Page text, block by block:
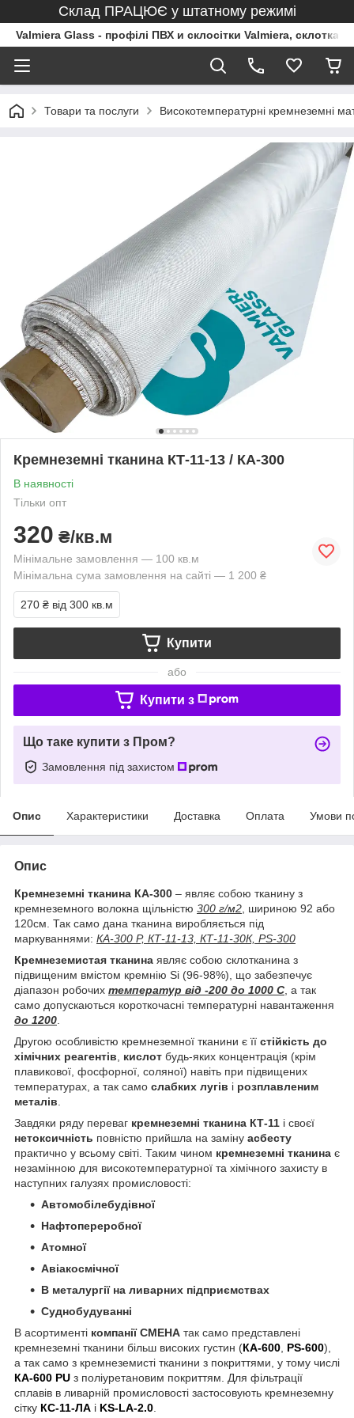
Склад ПРАЦЮЄ у штатному режимі
Valmiera Glass - профілі ПВХ и склосітки Valmiera,
Товари та послуги Високотемпературні кремнеземні
Кремнеземні тканина КТ-11-13 / КА-300
В наявності
Тільки опт
320 ₴/кв.м
Мінімальне замовлення — 100 кв.м
Мінімальна сума замовлення на сайті — 1 200 ₴
270 ₴ від 300 кв.м
Купити
або
Купити з
Що таке купити з Пром?
Замовлення під захистом
Опис Характеристики Доставка Оплата Умови
Опис
Кремнеземні тканина КА-300 – являє собою тканину з
кремнеземного волокна щільністю 300 г/м2 , шириною 92 або
120см. Так само дана тканина виробляється під
маркуваннями: КА-300 Р, КТ-11-13, КТ-11-30К, PS-300
Кремнеземистая тканина являє собою склотканина з
підвищеним вмістом кремнію Si (96-98%), що забезпечує
діапазон робочих температур від -200 до 1000 С , а так
само допускаються короткочасні температурні навантаження
до 1200
Другою особливістю кремнеземної тканини є її стійкість до
хімічних реагентів
кислот будь-яких концентрація (крім
плавикової, фосфорної, соляної) навіть при підвищених
температурах, а так само слабких лугів і розплавленим
металів
Завдяки ряду переваг кремнеземні тканина КТ-11 і своєї
нетоксичність повністю прийшла на заміну асбесту
практично у всьому світі. Таким чином кремнеземні тканина є
незамінною для високотемпературної та хімічного захисту в
наступних галузях промисловості:
Автомобілебудівної
Нафтопереробної
Атомної
Авіакосмічної
В металургії на ливарних підприємствах
Суднобудуванні
В асортименті компанії СМЕНА так само представлені
кремнеземні тканини більш високих густин (КА-600 PS-600),
а так само з кремнеземисті тканини з покриттями, у тому числі
КА-600 PU з поліуретановим покриттям. Для фільтрації
сплавів в ливарній промисловості застосовують кремнеземну
сітку КС-11-ЛА і KS-LA-2.0